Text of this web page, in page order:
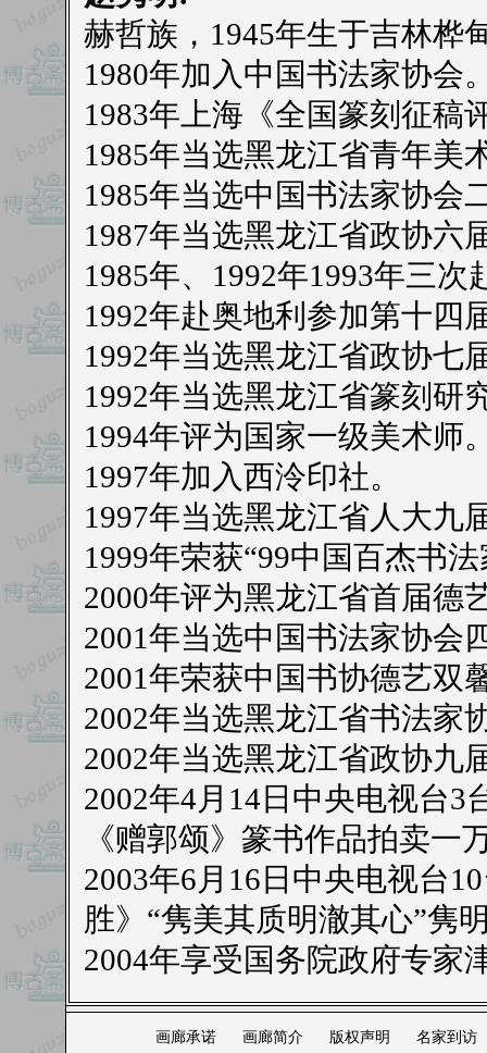
赫哲族，1945年生于吉林桦
1980年加入中国书法家协会
1983年上海《全国篆刻征稿
1985年当选黑龙江省青年美
1985年当选中国书法家协会
1987年当选黑龙江省政协六
1985年、1992年1993年三
1992年赴奥地利参加第十四
1992年当选黑龙江省政协七
1992年当选黑龙江省篆刻研
1994年评为国家一级美术师
1997年加入西泠印社。
1997年当选黑龙江省人大九
1999年荣获“99中国百杰书法
2000年评为黑龙江省首届德
2001年当选中国书法家协会
2001年荣获中国书协德艺双
2002年当选黑龙江省书法家
2002年当选黑龙江省政协九
2002年4月14日中央电视台
《赠郭颂》篆书作品拍卖一
2003年6月16日中央电视台
胜》“隽美其质明澈其心”隽
2004年享受国务院政府专家
画廊承诺 画廊简介 版权声明 名家到访